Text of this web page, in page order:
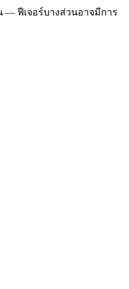
— ฟีเจอร์บางส่วนอาจมีการ